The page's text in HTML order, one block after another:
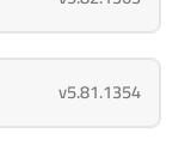
v5.81.1354